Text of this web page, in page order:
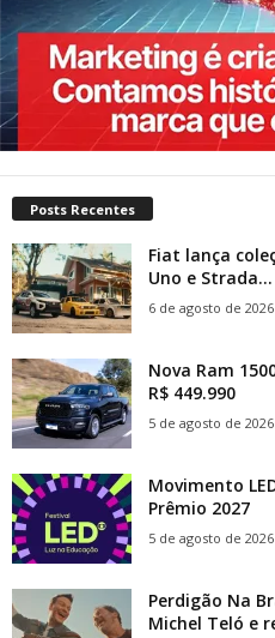
Posts Recentes
Fiat lança
Uno e Strada...
6 de agosto de 2026
Nova Ram
R$ 449.990
5 de agosto de 2026
Movimento
Prêmio 2027
5 de agosto de 2026
Perdigão Na
Michel Teló e